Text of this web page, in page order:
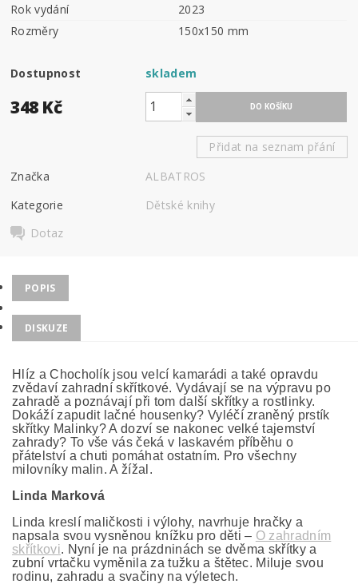
Rok vydání
2023
Rozměry
150x150 mm
Dostupnost skladem
348 Kč
Přidat na seznam přání
Značka
ALBATROS
Kategorie
Dětské knihy
Dotaz
POPIS
DISKUZE
Hlíz a Chocholík jsou velcí kamarádi a také opravdu
zvědaví zahradní skřítkové. Vydávají se na výpravu po
zahradě a poznávají při tom další skřítky a rostlinky.
Dokáží zapudit lačné housenky? Vyléčí zraněný prstík
skřítky Malinky? A dozví se nakonec velké tajemství
zahrady? To vše vás čeká v laskavém příběhu o
přátelství a chuti pomáhat ostatním. Pro všechny
milovníky malin. A žížal.
Linda Marková
Linda kreslí maličkosti i výlohy, navrhuje hračky a
napsala svou vysněnou knížku pro děti – O zahradním
skřítkovi. Nyní je na prázdninách se dvěma skřítky a
zubní vrtačku vyměnila za tužku a štětec. Miluje svou
rodinu, zahradu a svačiny na výletech.